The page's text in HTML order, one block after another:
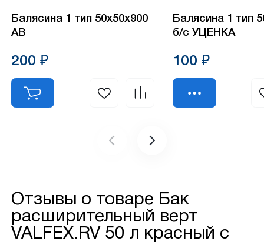
Балясина 1 тип 50х50х900
АВ
200 ₽
Балясина 1 тип
б/с УЦЕНКА
100 ₽
Отзывы о товаре Бак
расширительный верт
VALFEX.RV 50 л красный с